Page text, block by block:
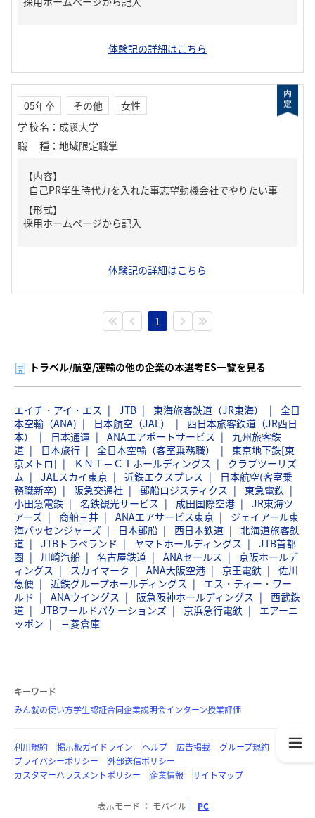
体験記の詳細はこちら
05年卒 その他
女性
学校名 ： 成蹊大学
職種 ： 地域限定職掌
【内容】
自己PR学生時代力を入れた事志望動機会社でやりたい事
【形式】
採用ホームページから記入
体験記の詳細はこちら
1
トラベル/航空/運輸の他の企業の本選考ES一覧を見る
エイチ・アイ・エス JTB 東海旅客鉄道（JR東海）
全日
本空輸（ANA)
日本航空（JAL）
西日本旅客鉄道（JR西日
本）
日本通運 ANAエアポートサービス
九州旅客鉄
道
日本旅行 全日本空輸（客室乗務職）
東京地下鉄[東
京メトロ]
ＫＮＴ－ＣＴホールディングス
クラブツーリズ
ム
JALスカイ東京 近鉄エクスプレス
日本航空(客室乗
務職新卒)
阪急交通社 郵船ロジスティクス
東急電鉄
小田急電鉄
名鉄観光サービス 成田国際空港
JR東海ツ
アーズ
商船三井 ANAエアサービス東京
ジェイアール東
海パッセンジャーズ
日本郵船 西日本鉄道
北海道旅客鉄
道
JTBトラベランド ヤマトホールディングス
JTB首都
圏
川崎汽船 名古屋鉄道 ANAセールス
京阪ホールデ
ィングス
スカイマーク ANA大阪空港 京王電鉄
佐川
急便
近鉄グループホールディングス
エス・ティー・ワー
ルド
ANAウイングス 阪急阪神ホールディングス
西武鉄
道
JTBワールドバケーションズ 京浜急行電鉄
エアーニ
ッポン
三菱倉庫
キーワード
みん就の使い方学生認証合同企業説明会インターン授業評価
利用規約 掲示板ガイドライン ヘルプ 広告掲載
グループ規約
プライバシーポリシー
外部送信ポリシー
カスタマーハラスメントポリシー
企業情報 サイトマップ
表示モード モバイル PC